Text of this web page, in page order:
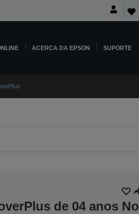
ACERCA DA EPSON SUPORTE
de 04 anos No